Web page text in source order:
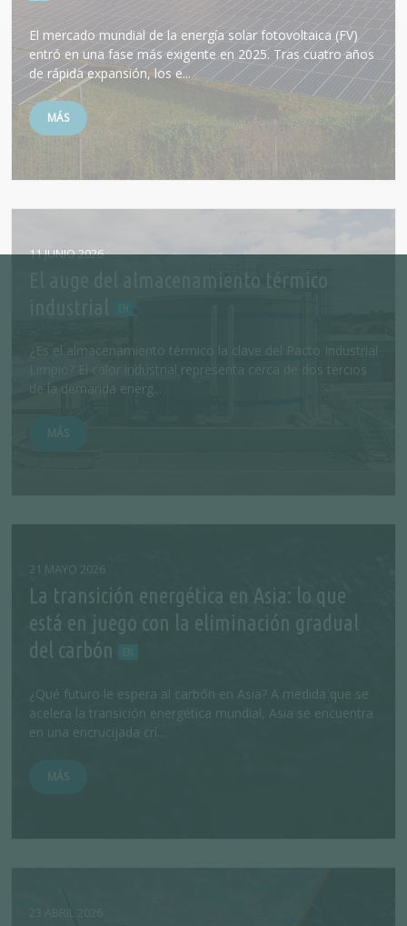
El mercado mundial de la energía solar fotovoltaica (FV)
entró en una fase más exigente en 2025. Tras cuatro años
de rápida expansión, los e...
MÁS
11 JUNIO 2026
El auge del almacenamiento térmico
¿Es el almacenamiento térmico la clave del Pacto Industrial
Limpio? El calor industrial representa cerca de dos tercios
de la demanda energ...
MÁS
21 MAYO 2026
La transición energética en Asia: lo que
está en juego con la eliminación gradual
del carbón
¿Qué futuro le espera al carbón en Asia? A medida que se
acelera la transición energética mundial, Asia se encuentra
en una encrucijada crí...
MÁS
23 ABRIL 2026